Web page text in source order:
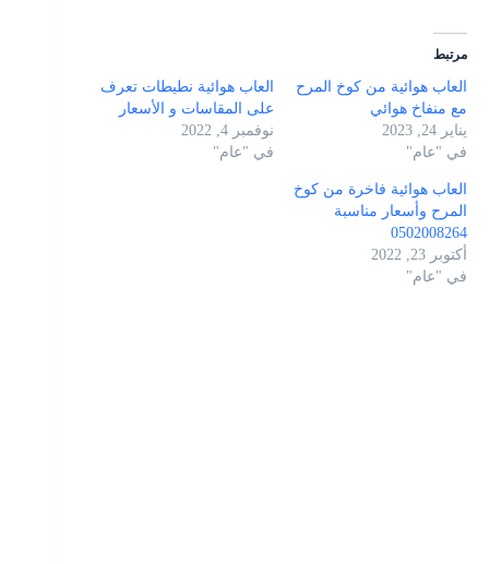
مرتبط
العاب هوائية من كوخ المرح
مع منفاخ هوائي
يناير 24, 2023
في "عام"
العاب هوائية نطيطات تعرف
على المقاسات و الأسعار
نوفمبر 4, 2022
في "عام"
العاب هوائية فاخرة من كوخ
المرح وأسعار مناسبة
0502008264
أكتوبر 23, 2022
في "عام"